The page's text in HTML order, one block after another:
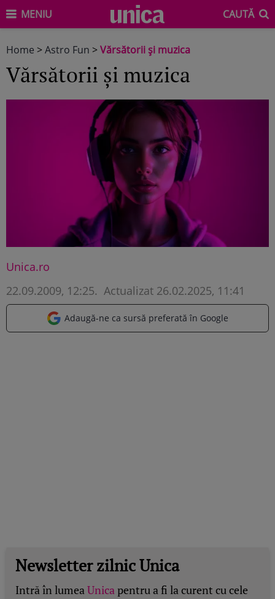
MENIU CAUTĂ
Home >Astro Fun >Vărsătorii şi muzica
Vărsătorii şi muzica
Unica.ro
22.09.2009, 12:25. Actualizat 26.02.2025, 11:41
Adaugă-ne ca sursă preferată în Google
Newsletter zilnic Unica
Intră în lumeaUnicapentru a fi la curent cu cele